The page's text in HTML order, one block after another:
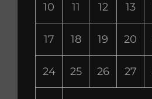
10 11 12 13
17 18 19 20
24 25 26 27